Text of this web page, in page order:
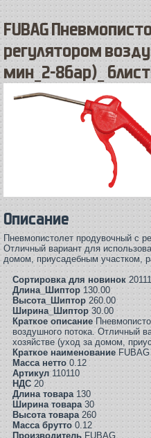
FUBAG
регулятором
мин_2-8бар)_
Описание
Пневмопистолет продувочный с
Отличный вариант для
домом, приусадебным участком,
Сортировка для новинок
Длина_Шиптор 130.00
Высота_Шиптор 260.00
Ширина_Шиптор 30.00
Краткое описание
воздушного потока. Отличный
хозяйстве (уход за домом,
Краткое наименование
Масса нетто 0.12
Артикул 110110
НДС 20
Длина товара 130
Ширина товара 30
Высота товара 260
Масса брутто 0.12
Производитель FUBAG